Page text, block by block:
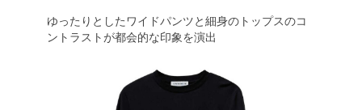
ゆったりとしたワイドパンツと細身のトップスのコ
ントラストが都会的な印象を演出